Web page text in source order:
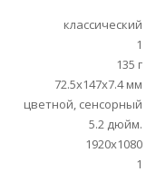
классический
1
135 г
72.5x147x7.4 мм
цветной, сенсорный
5.2 дюйм.
1920x1080
1